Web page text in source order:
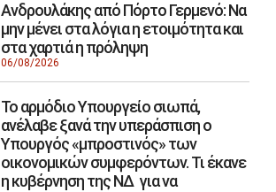
Ανδρουλάκης από Πόρτο Γερμενό: Να
μην μένει στα λόγια η ετοιμότητα και
στα χαρτιά η πρόληψη
06/08/2026
Το αρμόδιο Υπουργείο σιωπά,
ανέλαβε ξανά την υπεράσπιση ο
Υπουργός «μπροστινός» των
οικονομικών συμφερόντων. Τι έκανε
η κυβέρνηση της ΝΔ για να